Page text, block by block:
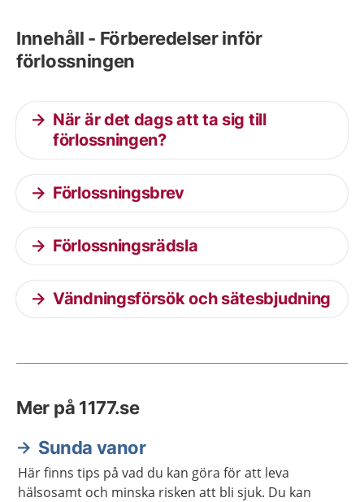
Innehåll - Förberedelser inför
förlossningen
När är det dags att ta sig till
förlossningen?
Förlossningsbrev
Förlossningsrädsla
Vändningsförsök och sätesbjudning
Mer på 1177.se
Sunda vanor
Här finns tips på vad du kan göra för att leva
hälsosamt och minska risken att bli sjuk. Du kan